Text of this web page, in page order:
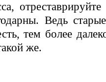
Ведь
тем более
же.